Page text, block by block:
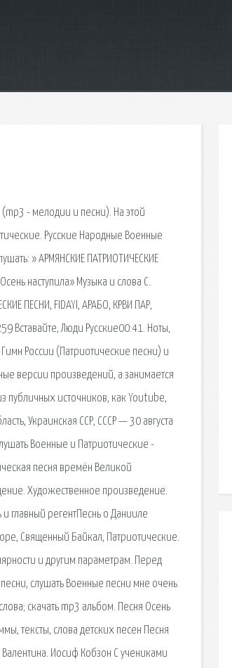
- мелодии и песни). На этой
Русские Народные Военные
» АРМЯНСКИЕ ПАТРИОТИЧЕСКИЕ
наступила» Музыка и слова С.
ПЕСНИ, FIDAYI, АРАБО, КРВИ ПАР,
Вставайте, Люди Русские00:41. Ноты,
России (Патриотические песни) и
версии произведений, а занимается
публичных источников, как Youtube,
Украинская ССР, СССР — 30 августа
Военные и Патриотические -
песня времён Великой
Художественное произведение.
главный регентПеснь о Данииле
Священный Байкал, Патриотические.
и другим параметрам. Перед
слушать Военные песни мне очень
скачать mp3 альбом. Песня Осень
тексты, слова детских песен Песня
Иосиф Кобзон С учениками